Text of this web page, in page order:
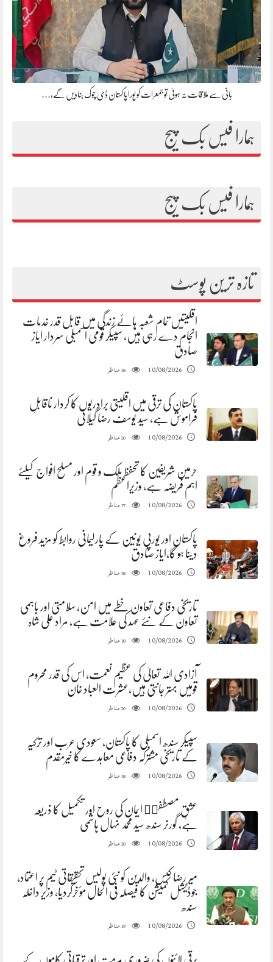
بانی سے ملاقات نہ ہوئی تو جمعرات کو پورا پاکستان ڈی چوک بنادیں گے،…
ہمارا فیس بک پیج
ہمارا فیس بک پیج
تازہ ترین پوسٹ
اقلیتیں تمام شعبہ ہائے زندگی میں قابل قدر خدمات
انجام دے رہی ہیں، سپیکر قومی اسمبلی سردار ایاز
صادق
10/08/2026
18مناظر
پاکستان کی ترقی میں اقلیتی برادریوں کا کردار ناقابلِ
فراموش ہے، سید یوسف رضا گیلانی
10/08/2026
20مناظر
حرمین شریفین کا تحفظ ملک و قوم اور مسلح افواج کیلئے
اہم فریضہ ہے، وزیراعظم
10/08/2026
17مناظر
پاکستان اور یورپی یونین کے پارلیمانی روابط کو مزید فروغ
دینا ہو گا،ایاز صادق
10/08/2026
18مناظر
تاریخی دفاعی تعاون خطے میں امن، سلامتی اور باہمی
تعاون کے نئے عہد کی علامت ہے، مراد علی شاہ
10/08/2026
18مناظر
آزادی اللہ تعالیٰ کی عظیم نعمت، اس کی قدر محروم
قومیں بہتر جانتی ہیں،عشرت العباد خان
10/08/2026
20مناظر
سپیکر سندھ اسمبلی کا پاکستان، سعودی عرب اور ترکیہ
کے تاریخی مشترکہ دفاعی معاہدے کا خیرمقدم
10/08/2026
18مناظر
عشقِ مصطفیۖ ایمان کی روح اور تکمیل کا ذریعہ
ہے، گورنر سندھ سید محمد نہال ہاشمی
10/08/2026
20مناظر
میر رضا کیس، والدین کو نئی پولیس تحقیقاتی ٹیم پر اعتماد،
جوڈیشل کمیشن کا فیصلہ فی الحال مؤخرکردیا، وزیر داخلہ
سندھ
10/08/2026
19مناظر
برقی لائنوں کی ضروری مرمت اور ترقیاتی کاموں کے